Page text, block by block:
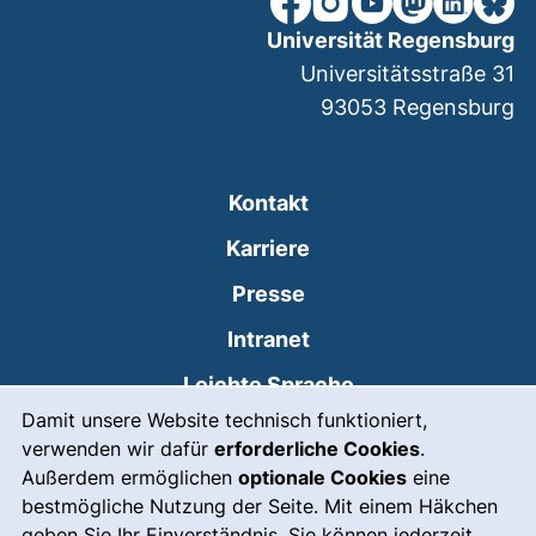
Damit unsere Website technisch funktioniert,
verwenden wir dafür erforderliche Cookies.
Außerdem ermöglichen optionale Cookies eine
bestmögliche Nutzung der Seite. Mit einem Häkchen
Kontakt
Karriere
Presse
Intranet(externer Link, öffnet
Leichte Sprache
Gebärdensprache
Notfall(externer Link, öffnet
Impressum
Universität Regensburg
Universitätsstraße 31
93053 Regensburg